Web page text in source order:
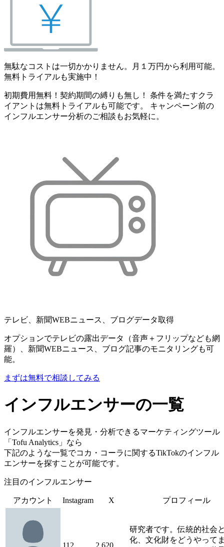
無駄なコストは一切かかりません。月１万円から利用可能。
無料トライアルも実施中！
初期費用無料！契約期間の縛りも無し！ 条件を満たすクラ
イアントは無料トライアルも可能です。 キャンペーン前の
インフルエンサー分析のご相談もお気軽に。
テレビ、新聞WEBニュース、ブログデータ取得
オプションでテレビの露出データ（音声＋フリップなども網
羅）、新聞WEBニュース、ブログ記事のモニタリングも可
能。
まずは無料で相談してみる
インフルエンサーの一覧
インフルエンサーを発見・分析できるマーケティングツール
「Tofu Analytics」なら
下記のような一覧でコカ・コーラに関するTikTokのインフル
エンサーを探すことが可能です。
注目のインフルエンサー
アカウント Instagram X プロフィール
112 2,620
研究者です。伝統的社会
化、文化財をどうやって